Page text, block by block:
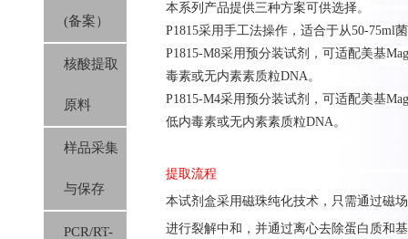
(备案）
核酸提取
原料
样品采集
与保存
PCR/RT-
本系列产品提供三种方案可供选择。
P1815采用手工法操作，适合于从50-75ml
P1815-M8采用预分装试剂，可适配美基
毒素或无内素素质粒DNA。
P1815-M4采用预分装试剂，可适配美基
低内毒素或无内素素质粒DNA。
提取流程
本试剂盒采用磁珠纯化技术，只需通过磁
进行裂解中和， 并通过离心去除蛋白质和